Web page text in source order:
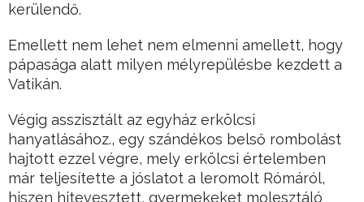
kerülendő.
Emellett nem lehet nem elmenni amellett, hogy
pápasága alatt milyen mélyrepülésbe kezdett a
Vatikán.
Végig asszisztált az egyház erkölcsi
hanyatlásához., egy szándékos belső rombolást
hajtott ezzel végre, mely erkölcsi értelemben
már teljesítette a jóslatot a leromolt Rómáról,
hiszen hitevesztett, gyermekeket molesztáló